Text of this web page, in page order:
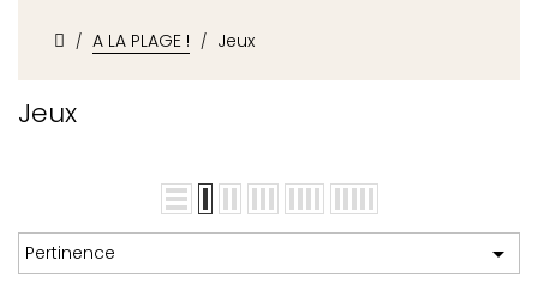
A LA PLAGE ! Jeux
Jeux
Pertinence 